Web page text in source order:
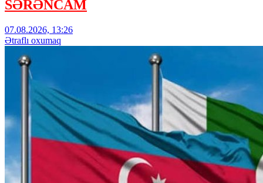
SƏRƏNCAM
07.08.2026, 13:26
Ətraflı oxumaq